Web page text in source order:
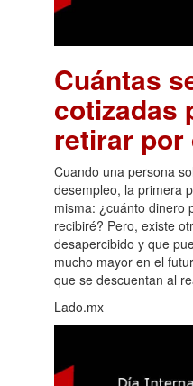
Cuántas
cotizadas
retirar por
Cuando una persona
desempleo, la primera
misma: ¿cuánto dinero
recibiré? Pero, existe
desapercibido y que
mucho mayor en el
que se descuentan al
Lado.mx